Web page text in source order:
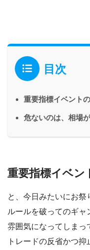
目次
重要指標イベント
危ないのは、相場
重要指標イベン
と、今日みたいにお祭
ルールを破ってのギ
雰囲気になってしまっ
トレードの反省かつ抑